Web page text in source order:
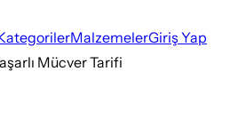
MalzemelerGiriş Yap
Mücver Tarifi